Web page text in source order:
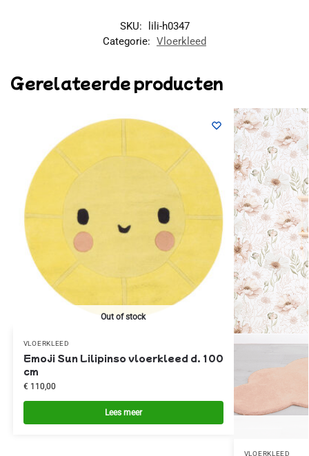
SKU:
lili-h0347
Categorie: Vloerkleed
Gerelateerde producten
Out of stock
VLOERKLEED
Emoji Sun Lilipinso vloerkleed d. 100
cm
€110,00
Lees meer
VLOERKLEED